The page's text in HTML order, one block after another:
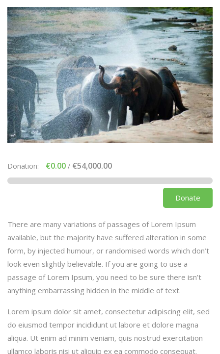
Donation: €0.00 / €54,000.00
Donate
There are many variations of passages of Lorem Ipsum
available, but the majority have suffered alteration in some
form, by injected humour, or randomised words which don’t
look even slightly believable. If you are going to use a
passage of Lorem Ipsum, you need to be sure there isn’t
anything embarrassing hidden in the middle of text.
Lorem ipsum dolor sit amet, consectetur adipiscing elit, sed
do eiusmod tempor incididunt ut labore et dolore magna
aliqua. Ut enim ad minim veniam, quis nostrud exercitation
ullamco laboris nisi ut aliquip ex ea commodo consequat.